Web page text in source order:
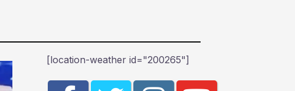
[location-weather id="200265"]